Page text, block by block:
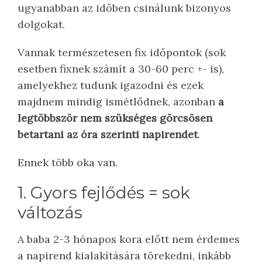
ugyanabban az időben csinálunk bizonyos
dolgokat.
Vannak természetesen fix időpontok (sok
esetben fixnek számít a 30-60 perc +- is),
amelyekhez tudunk igazodni és ezek
majdnem mindig ismétlődnek, azonban a
legtöbbször nem szükséges görcsösen
betartani az óra szerinti napirendet.
Ennek több oka van.
1. Gyors fejlődés = sok
változás
A baba 2-3 hónapos kora előtt nem érdemes
a napirend kialakítására törekedni, inkább